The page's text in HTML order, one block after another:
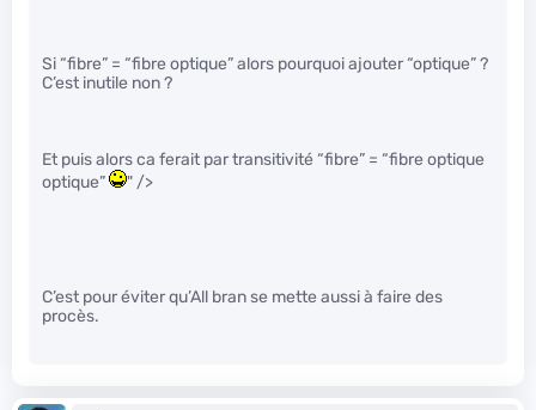
Si “fibre” = “fibre optique” alors pourquoi ajouter “optique” ?
C’est inutile non ?
Et puis alors ca ferait par transitivité “fibre” = “fibre optique
optique”
" />
C’est pour éviter qu’All bran se mette aussi à faire des
procès.